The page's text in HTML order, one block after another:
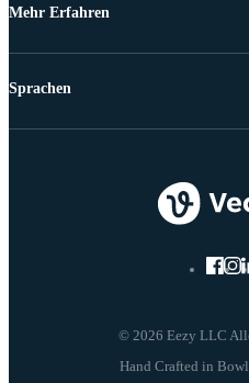
Mehr Erfahren
© 2026 Eezy LLC
Sprachen